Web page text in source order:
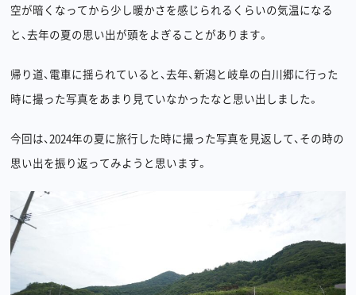
空が暗くなってから少し暖かさを感じられるくらいの気温になる
と、去年の夏の思い出が頭をよぎることがあります。
帰り道、電車に揺られていると、去年、新潟と岐阜の白川郷に行った
時に撮った写真をあまり見ていなかったなと思い出しました。
今回は、2024年の夏に旅行した時に撮った写真を見返して、その時の
思い出を振り返ってみようと思います。
©︎Undercurrent Inc.
Privacy policy Back to top